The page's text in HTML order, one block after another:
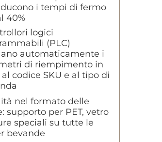
i tempi di fermo
40%
logici
(PLC)
automaticamente i
di riempimento in
al codice SKU e al tipo di
nel formato delle
supporto per PET, vetro
speciali su tutte le
bevande